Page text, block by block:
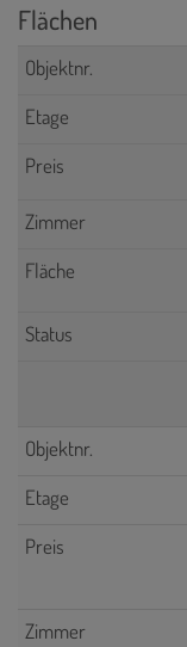
Flächen